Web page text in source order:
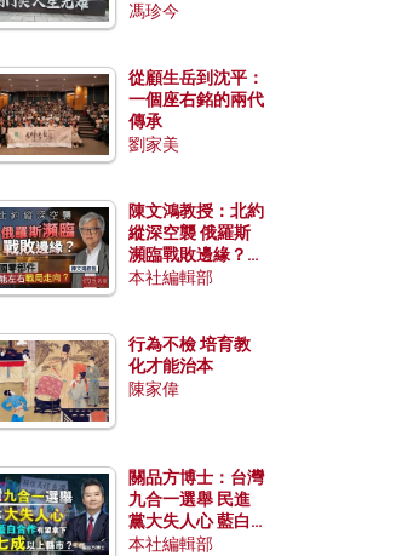
馮珍今
從顧生岳到沈平：
一個座右銘的兩代
傳承
劉家美
陳文鴻教授：北約
縱深空襲 俄羅斯
瀕臨戰敗邊緣？中
國零部件能左右戰
本社編輯部
行為不檢 培育教
化才能治本
陳家偉
關品方博士：台灣
九合一選舉 民進
黨大失人心 藍白
合作有望拿下七成
本社編輯部